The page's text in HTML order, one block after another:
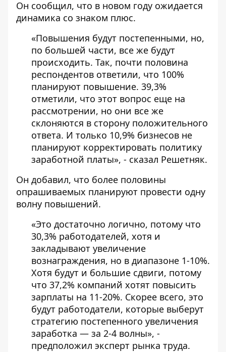
Он сообщил, что в новом году ожидается
динамика со знаком плюс.
«Повышения будут постепенными, но,
по большей части, все же будут
происходить. Так, почти половина
респондентов ответили, что 100%
планируют повышение. 39,3%
отметили, что этот вопрос еще на
рассмотрении, но они все же
склоняются в сторону положительного
ответа. И только 10,9% бизнесов не
планируют корректировать политику
заработной платы», - сказал Решетняк.
Он добавил, что более половины
опрашиваемых планируют провести одну
волну повышений.
«Это достаточно логично, потому что
30,3% работодателей, хотя и
закладывают увеличение
вознаграждения, но в диапазоне 1-10%.
Хотя будут и большие сдвиги, потому
что 37,2% компаний хотят повысить
зарплаты на 11-20%. Скорее всего, это
будут работодатели, которые выберут
стратегию постепенного увеличения
заработка — за 2-4 волны», -
предположил эксперт рынка труда.